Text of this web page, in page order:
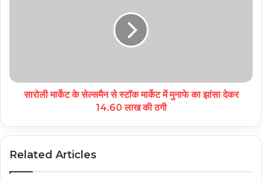
सारोली मार्केट के सेल्समैन से स्टॉक मार्केट में मुनाफे का झांसा देकर
14.60 लाख की ठगी
Related Articles